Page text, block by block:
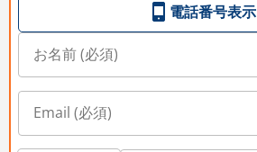
電話番号表示